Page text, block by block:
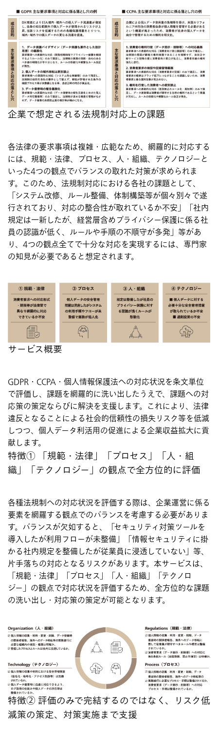
企業で想定される法規制対応上の課題
各法律の要求事項は複雑・広範なため、網羅的に対応する
には、規範・法律、プロセス、人・組織、テクノロジーと
いった4つの観点でバランスの取れた対策が求められま
す。このため、法規制対応における各社の課題として、
「システム改修、ルール整備、体制構築等が個々別々で遂
行されており、対応の整合性が取れているか不安」「社内
規定は一新したが、経営層含めプライバシー保護に係る社
員の認識が低く、ルールや手順の不順守が多発」等があ
り、4つの観点全てで十分な対応を実現するには、専門家
の知見が必要であると想定されます。
サービス概要
GDPR・CCPA・個人情報保護法への対応状況を条文単位
で評価し、課題を網羅的に洗い出したうえで、課題への対
応策の策定ならびに解決を支援します。これにより、法律
違反となることによる社会的信頼性の損失リスク等を低減
しつつ、個人データ利活用の促進による企業収益拡大に貢
献します。
特徴① 「規範・法律」「プロセス」「人・組
織」「テクノロジー」の観点で全方位的に評価
各種法規制への対応状況を評価する際は、企業運営に係る
要素を網羅する観点でのバランスを考慮する必要がありま
す。バランスが欠如すると、「セキュリティ対策ツールを
導入したが利用フローが未整備」「情報セキュリティに掛
かる社内規定を整備したが従業員に浸透していない」等、
片手落ちの対応となるリスクがあります。本サービスは、
「規範・法律」「プロセス」「人・組織」「テクノロ
ジー」の観点で対応状況を評価するため、全方位的な課題
の洗い出し・対応策の策定が可能となります。
特徴② 評価のみで完結するのではなく、リスク低
減策の策定、対策実施まで支援